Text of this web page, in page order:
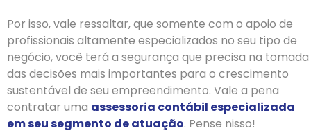
Por isso, vale ressaltar, que somente com o apoio de
profissionais altamente especializados no seu tipo de
negócio, você terá a segurança que precisa na tomada
das decisões mais importantes para o crescimento
sustentável de seu empreendimento. Vale a pena
contratar uma assessoria contábil especializada
em seu segmento de atuação. Pense nisso!